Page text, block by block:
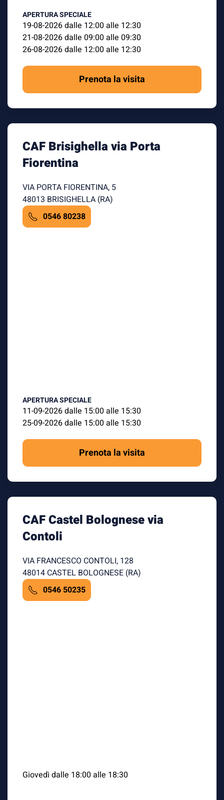
APERTURA SPECIALE
19-08-2026 dalle 12:00 alle 12:30
21-08-2026 dalle 09:00 alle 09:30
26-08-2026 dalle 12:00 alle 12:30
Prenota la visita
CAF Brisighella via Porta
Fiorentina
VIA PORTA FIORENTINA, 5
48013 BRISIGHELLA (RA)
0546 80238
APERTURA SPECIALE
11-09-2026 dalle 15:00 alle 15:30
25-09-2026 dalle 15:00 alle 15:30
Prenota la visita
CAF Castel Bolognese via
Contoli
VIA FRANCESCO CONTOLI, 128
48014 CASTEL BOLOGNESE (RA)
0546 50235
Giovedì dalle 18:00 alle 18:30